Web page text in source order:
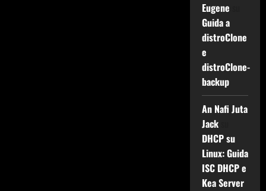
Eugene
Guida a
distroClone
e
distroClone-
backup
An Nafi Juta
Jacksu
DHCP su
Linux: Guida
ISC DHCP e
Kea Server